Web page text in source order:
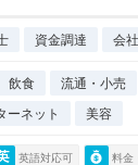
資金調達 会
飲食
流通・小売
ーネット
美容
英語対応可 料金